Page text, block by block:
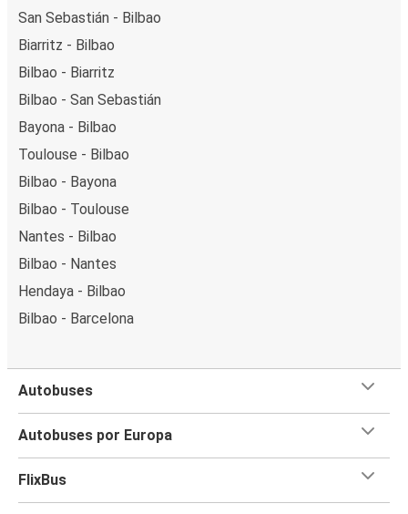
San Sebastián - Bilbao
Biarritz - Bilbao
Bilbao - Biarritz
Bilbao - San Sebastián
Bayona - Bilbao
Toulouse - Bilbao
Bilbao - Bayona
Bilbao - Toulouse
Nantes - Bilbao
Bilbao - Nantes
Hendaya - Bilbao
Bilbao - Barcelona
Autobuses
Autobuses por Europa
FlixBus